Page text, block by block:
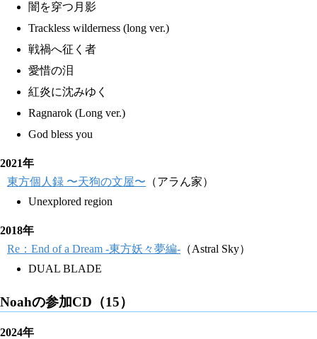
闇を穿つ月影
Trackless wilderness (long ver.)
戦禍へ征く者
愛惜の泪
紅炎に沈みゆく
Ragnarok (Long ver.)
God bless you
2021年
東方個人録 〜天狗の文屋〜 （アラん家）
Unexplored region
2018年
Re：End of a Dream -東方妖々夢編- （Astral Sky）
DUAL BLADE
Noahの参加CD（15）
2024年